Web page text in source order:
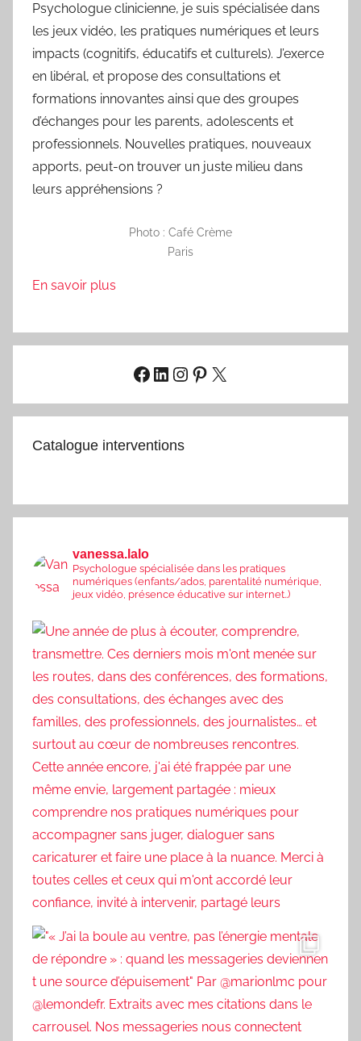
Psychologue clinicienne, je suis spécialisée dans
les jeux vidéo, les pratiques numériques et leurs
impacts (cognitifs, éducatifs et culturels). J’exerce
en libéral, et propose des consultations et
formations innovantes ainsi que des groupes
d’échanges pour les parents, adolescents et
professionnels. Nouvelles pratiques, nouveaux
apports, peut-on trouver un juste milieu dans
leurs appréhensions ?
Photo : Café Crème
Paris
En savoir plus
Facebook
LinkedIn
Instagram
Pinterest
X
Catalogue interventions
vanessa.lalo
Psychologue spécialisée dans les pratiques
numériques (enfants/ados, parentalité numérique,
jeux vidéo, présence éducative sur internet..)